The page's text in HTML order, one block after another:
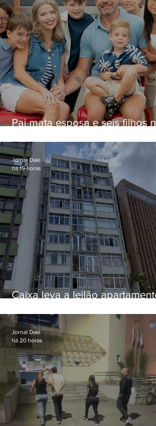
Pai mata esposa e seis filhos
Caixa leva a leilão apartamento
Botafogo
Jornal Daki
há 19 horas
Jornal Daki
há 20 horas